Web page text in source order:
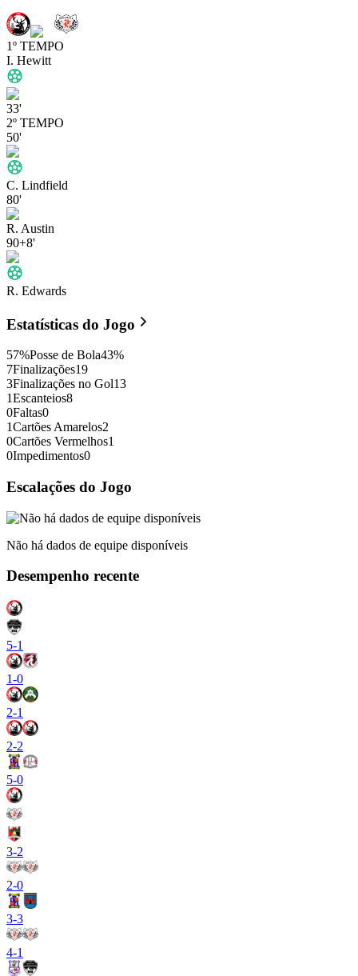
1º TEMPO
I. Hewitt
33'
2º TEMPO
50'
C. Lindfield
80'
R. Austin
90+8'
R. Edwards
Estatísticas do Jogo
57%Posse de Bola43%
7Finalizações19
3Finalizações no Gol13
1Escanteios8
0Faltas0
1Cartões Amarelos2
0Cartões Vermelhos1
0Impedimentos0
Escalações do Jogo
Não há dados de equipe disponíveis
Desempenho recente
5-1
1-0
2-1
2-2
5-0
3-2
2-0
3-3
4-1